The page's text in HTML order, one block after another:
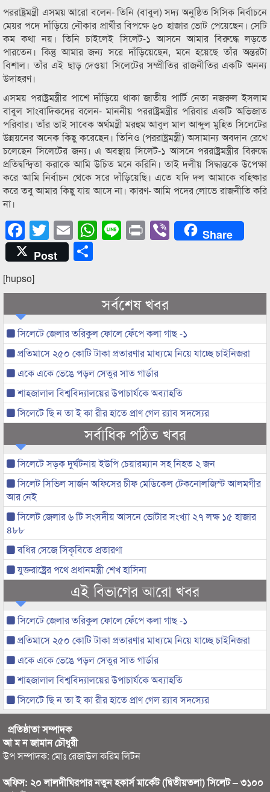
পররাষ্ট্রমন্ত্রী এসময় আরো বলেন- তিনি (বাবুল) সদ্য অনুষ্ঠিত সিসিক নির্বাচনে
মেয়র পদে দাঁড়িয়ে নৌকার প্রার্থীর বিপক্ষে ৬০ হাজার ভোট পেয়েছেন। সেটি
কম কথা নয়। তিনি চাইলেই সিলেট-১ আসনে আমার বিরুদ্ধে লড়তে
পারতেন। কিন্তু আমার জন্য সরে দাঁড়িয়েছেন, মনে হয়েছে তাঁর অন্তরটা
বিশাল। তাঁর এই ছাড় দেওয়া সিলেটের সম্প্রীতির রাজনীতির একটি অনন্য
উদাহরণ।
এসময় পরাষ্ট্রমন্ত্রীর পাশে দাঁড়িয়ে থাকা জাতীয় পার্টি নেতা নজরুল ইসলাম
বাবুল সাংবাদিকদের বলেন- মাননীয় পররাষ্ট্রমন্ত্রীর পরিবার একটি অভিজাত
পরিবার। তাঁর ভাই সাবেক অর্থমন্ত্রী মরহুম আবুল মাল আব্দুল মুহিত সিলেটের
উন্নয়নের অনেক কিছু করেছেন। তিনিও (পররাষ্ট্রমন্ত্রী) অসামান্য অবদান রেখে
চলেছেন সিলেটের জন্য। এ অবস্থায় সিলেট-১ আসনে পররাষ্ট্রমন্ত্রীর বিরুদ্ধে
প্রতিদ্বন্দ্বিতা করাকে আমি উচিত মনে করিনি। তাই দলীয় সিদ্ধান্তকে উপেক্ষা
করে আমি নির্বাচন থেকে সরে দাঁড়িয়েছি। এতে যদি দল আমাকে বহিষ্কার
করে তবু আমার কিছু যায় আসে না। কারণ- আমি পদের লোভে রাজনীতি করি
না।
Facebook
Twitter
EmailWhatsApp
LinePrintViberShare
Post
[hupso]
সর্বশেষ খবর
সিলেটে জেলার তরিকুল ফোলে ফেঁপে কলা গাছ -১
প্রতিমাসে ২৫০ কোটি টাকা প্রতারণার মাধ্যমে নিয়ে যাচ্ছে চাইনিজরা
একে একে ভেঙে পড়ল সেতুর সাত গার্ডার
শাহজালাল বিশ্ববিদ্যালয়ের উপাচার্যকে অব্যাহতি
সিলেটে ছি ন তা ই কা রীর হাতে প্রাণ গেল র‌্যাব সদস্যের
সর্বাধিক পঠিত খবর
সিলেটে সড়ক দুর্ঘটনায় ইউপি চেয়ারম্যান সহ নিহত ২ জন
সিলেট সিভিল সার্জন অফিসের চীফ মেডিকেল টেকনোলজিস্ট আলমগীর
আর নেই
সিলেট জেলার ৬ টি সংসদীয় আসনে ভোটার সংখ্যা ২৭ লক্ষ ১৫ হাজার
৪৮৮
বধির সেজে সিকৃবিতে প্রতারণা
যুক্তরাষ্ট্রের পথে প্রধানমন্ত্রী শেখ হাসিনা
এই বিভাগের আরো খবর
সিলেটে জেলার তরিকুল ফোলে ফেঁপে কলা গাছ -১
প্রতিমাসে ২৫০ কোটি টাকা প্রতারণার মাধ্যমে নিয়ে যাচ্ছে চাইনিজরা
একে একে ভেঙে পড়ল সেতুর সাত গার্ডার
শাহজালাল বিশ্ববিদ্যালয়ের উপাচার্যকে অব্যাহতি
সিলেটে ছি ন তা ই কা রীর হাতে প্রাণ গেল র‌্যাব সদস্যের
প্রতিষ্ঠাতা সম্পাদক
আ ম ন জামান চৌধুরী
উপ সম্পাদক: মোঃ রেজাউল করিম লিটন
অফিস: ২০ লালদীঘিরপার নতুন হকার্স মার্কেট (দ্বিতীয়তলা) সিলেট – ৩১০০